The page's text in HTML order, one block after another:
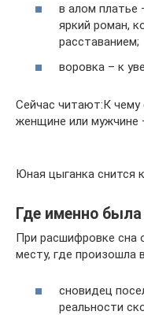
в алом платье
яркий роман,
расставанием;
воровка – к
Сейчас читают:К чему
женщине или мужчине
Юная цыганка снится
Где именно
При расшифровке сна
месту, где произошла
сновидец
реальности